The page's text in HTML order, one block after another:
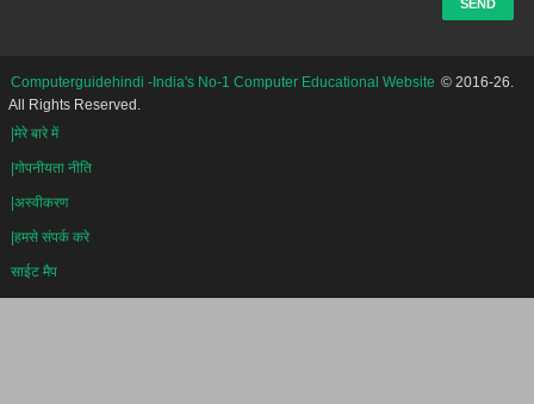
Computerguidehindi -India's No-1 Computer Educational Website © 2016-26.
All Rights Reserved.
|मेरे बारे में
|गोपनीयता नीति
|अस्वीकरण
|हमसे संपर्क करे
साईट मैप